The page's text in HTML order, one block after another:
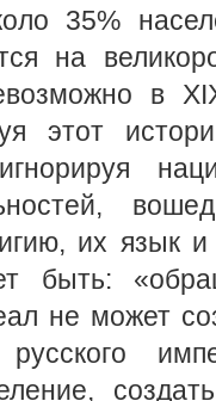
35%
на
в
этот
их язык и
быть:
не может